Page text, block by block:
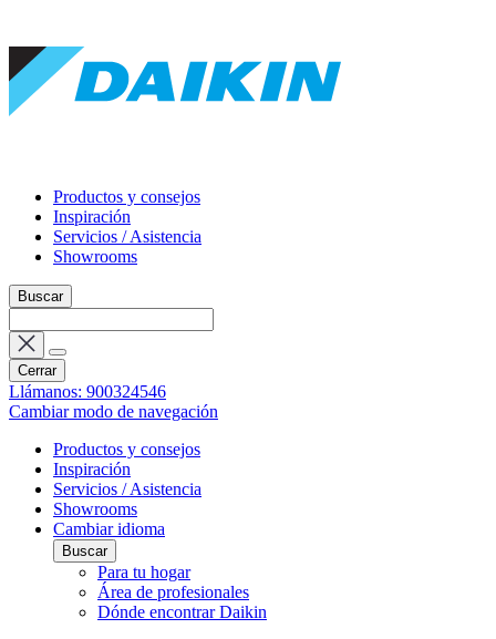
Productos y consejos
Inspiración
Servicios / Asistencia
Showrooms
Buscar
Cerrar
Llámanos: 900324546
Cambiar modo de navegación
Productos y consejos
Inspiración
Servicios / Asistencia
Showrooms
Cambiar idioma
Buscar
Para tu hogar
Área de profesionales
Dónde encontrar Daikin